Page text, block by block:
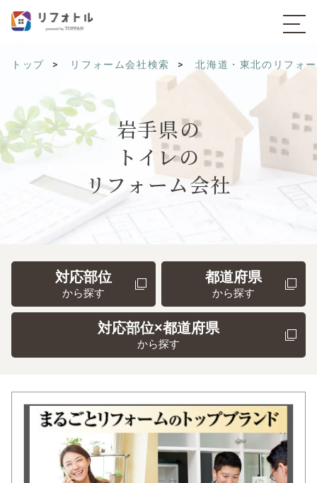
トップ リフォーム会社検索 北海道・東北のリフォ
岩手県の
トイレの
リフォーム会社
対応部位
から探す
都道府県
から探す
対応部位×都道府県
から探す